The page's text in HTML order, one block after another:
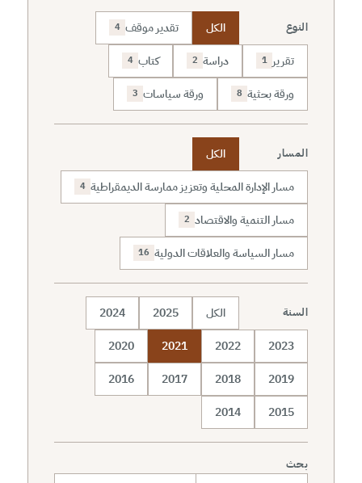
النوع الكل تقدير موقف 4
تقرير 1 دراسة 2 كتاب 4
ورقة بحثية 8 ورقة سياسات 3
المسار
الكل
مسار الإدارة المحلية وتعزيز ممارسة الديمقراطية 4
مسار التنمية والاقتصاد 2
مسار السياسة والعلاقات الدولية 16
السنة الكل 2025
2024
2023
2022
2021
2020
2019
2018
2017
2016
2015
2014
بحث